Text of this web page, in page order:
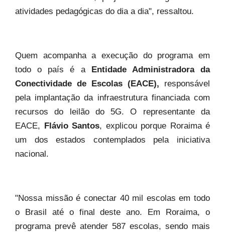
atividades pedagógicas do dia a dia", ressaltou.
Quem acompanha a execução do programa em
todo o país é a Entidade Administradora da
Conectividade de Escolas (EACE), responsável
pela implantação da infraestrutura financiada com
recursos do leilão do 5G. O representante da
EACE, Flávio Santos, explicou porque Roraima é
um dos estados contemplados pela iniciativa
nacional.
"Nossa missão é conectar 40 mil escolas em todo
o Brasil até o final deste ano. Em Roraima, o
programa prevê atender 587 escolas, sendo mais